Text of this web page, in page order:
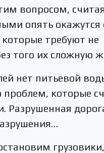
вопросом,
опять окажутся
требуют не
того их сложную
нет питьевой
проблем, которые
Разрушенная